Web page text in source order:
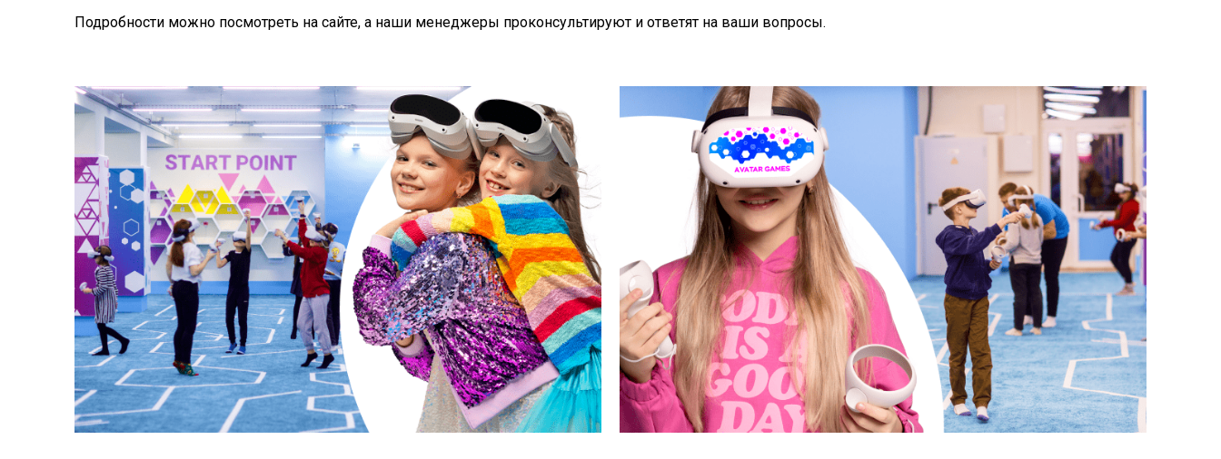
Подробности можно посмотреть на сайте, а наши менеджеры проконсультируют и ответят на ваши вопросы.